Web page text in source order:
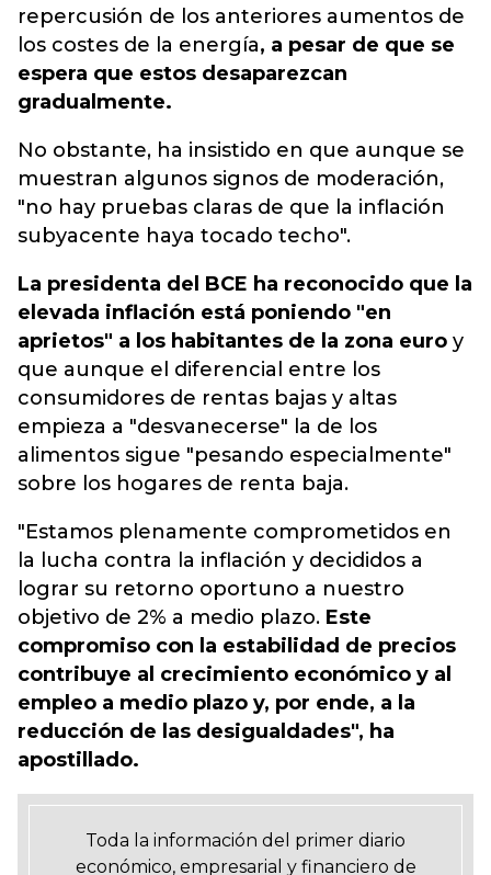
repercusión de los anteriores aumentos de
los costes de la energía, a pesar de que se
espera que estos desaparezcan
gradualmente.
No obstante, ha insistido en que aunque se
muestran algunos signos de moderación,
"no hay pruebas claras de que la inflación
subyacente haya tocado techo".
La presidenta del BCE ha reconocido que la
elevada inflación está poniendo "en
aprietos" a los habitantes de la zona euro y
que aunque el diferencial entre los
consumidores de rentas bajas y altas
empieza a "desvanecerse" la de los
alimentos sigue "pesando especialmente"
sobre los hogares de renta baja.
"Estamos plenamente comprometidos en
la lucha contra la inflación y decididos a
lograr su retorno oportuno a nuestro
objetivo de 2% a medio plazo. Este
compromiso con la estabilidad de precios
contribuye al crecimiento económico y al
empleo a medio plazo y, por ende, a la
reducción de las desigualdades", ha
apostillado.
Toda la información del primer diario
económico, empresarial y financiero de